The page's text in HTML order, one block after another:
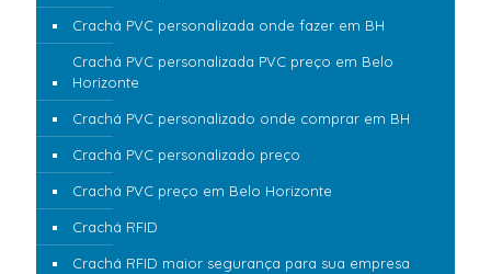
Crachá PVC personalizada onde fazer em BH
Crachá PVC personalizada PVC preço em Belo
Horizonte
Crachá PVC personalizado onde comprar em BH
Crachá PVC personalizado preço
Crachá PVC preço em Belo Horizonte
Crachá RFID
Crachá RFID maior segurança para sua empresa